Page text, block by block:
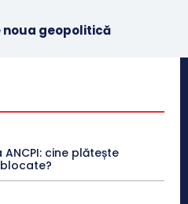
noua geopolitică
cine plătește